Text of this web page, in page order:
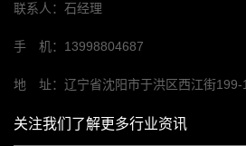
联系人：石经理
手 机：13998804687
地 址：辽宁省沈阳市于洪区西江街199-
关注我们了解更多行业资讯